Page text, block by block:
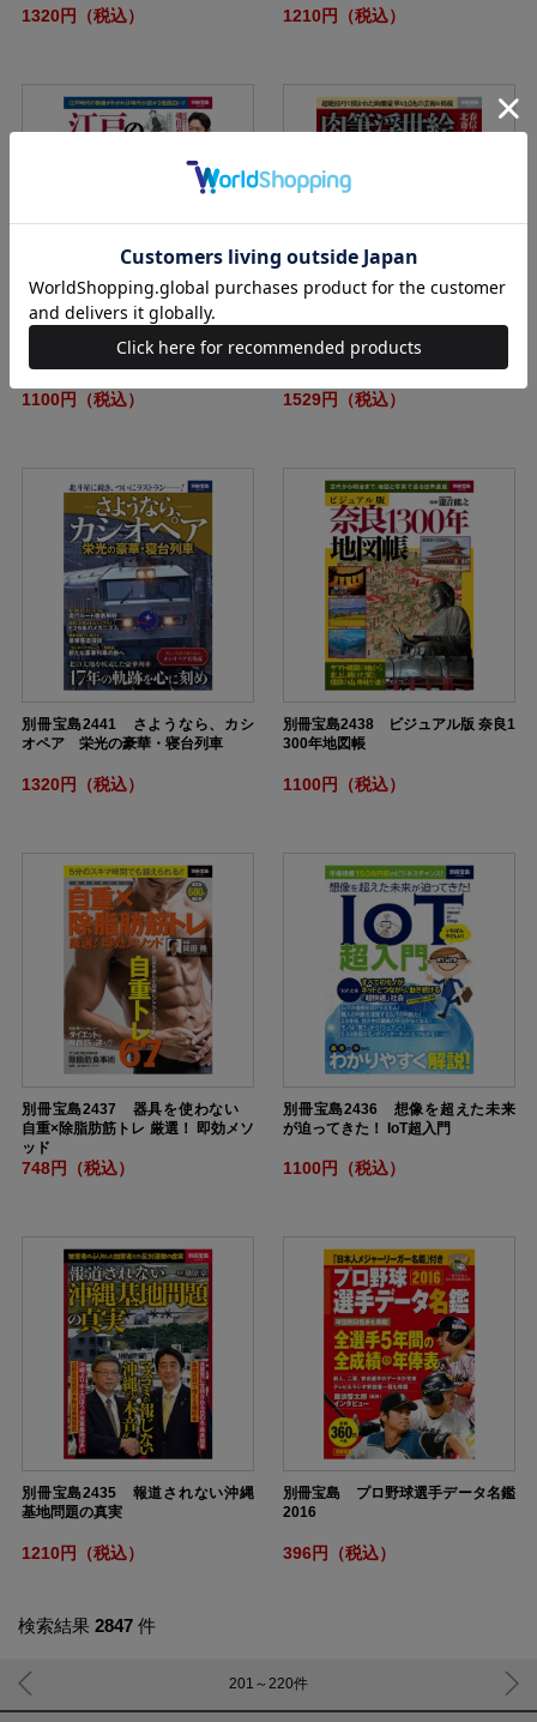
1320円（税込） 1210円（税込）
別冊宝島2439 江戸の家計簿
1100円（税込）
別冊宝島2440 肉筆浮世絵 美人画
の世界
1529円（税込）
別冊宝島2441 さようなら、カシ
オペア 栄光の豪華・寝台列車
1320円（税込）
別冊宝島2438 ビジュアル版 奈良1
300年地図帳
1100円（税込）
別冊宝島2437 器具を使わない
自重×除脂肪筋トレ 厳選！ 即効メソ
ッド
748円（税込）
別冊宝島2436 想像を超えた未来
が迫ってきた！ IoT超入門
1100円（税込）
別冊宝島2435 報道されない沖縄
基地問題の真実
1210円（税込）
別冊宝島 プロ野球選手データ名鑑
2016
396円（税込）
検索結果 2847 件
201～220件